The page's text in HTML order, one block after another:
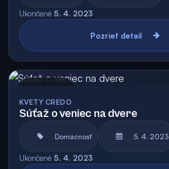
Ukončené 5. 4. 2023
Pozrieť detail
KVETY CREDO
Súťaž o veniec na dvere
Domácnosť 5. 4. 2023
Ukončené 5. 4. 2023